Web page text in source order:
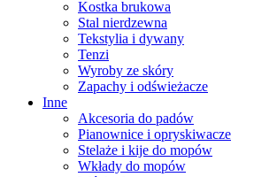
Kostka brukowa
Stal nierdzewna
Tekstylia i dywany
Tenzi
Wyroby ze skóry
Zapachy i odświeżacze
Inne
Akcesoria do padów
Pianownice i opryskiwacze
Stelaże i kije do mopów
Wkłady do mopów